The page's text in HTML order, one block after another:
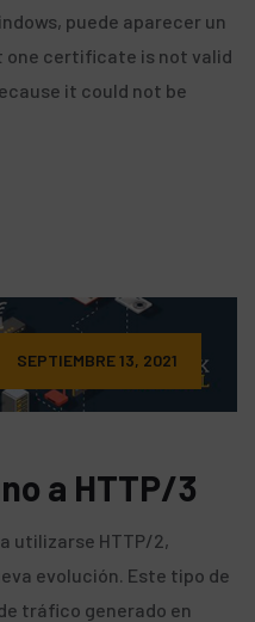
puede aparecer un
one certificate is not valid
it could not be
SEPTIEMBRE 13, 2021
a HTTP/3
utilizarse HTTP/2,
evolución. Este tipo de
tráfico generado en